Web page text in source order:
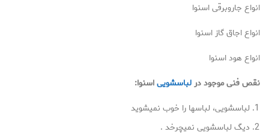
انواع جاروبرقی اسنوا
انواع اجاق گاز اسنوا
انواع هود اسنوا
نقص فنی موجود درلباسشوییاسنوا:
لباسشویی، لباسها را خوب نمیشوید
دیگ لباسشویی نمیچرخد .